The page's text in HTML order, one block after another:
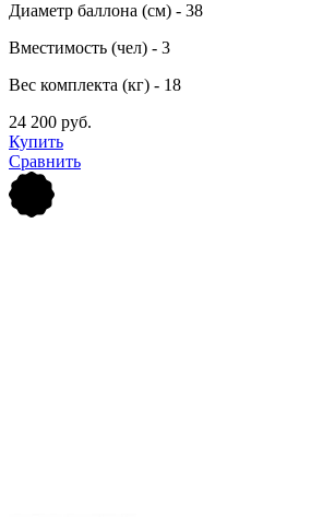
Диаметр баллона (см) - 38
Вместимость (чел) - 3
Вес комплекта (кг) - 18
24 200 руб.
Купить
Сравнить